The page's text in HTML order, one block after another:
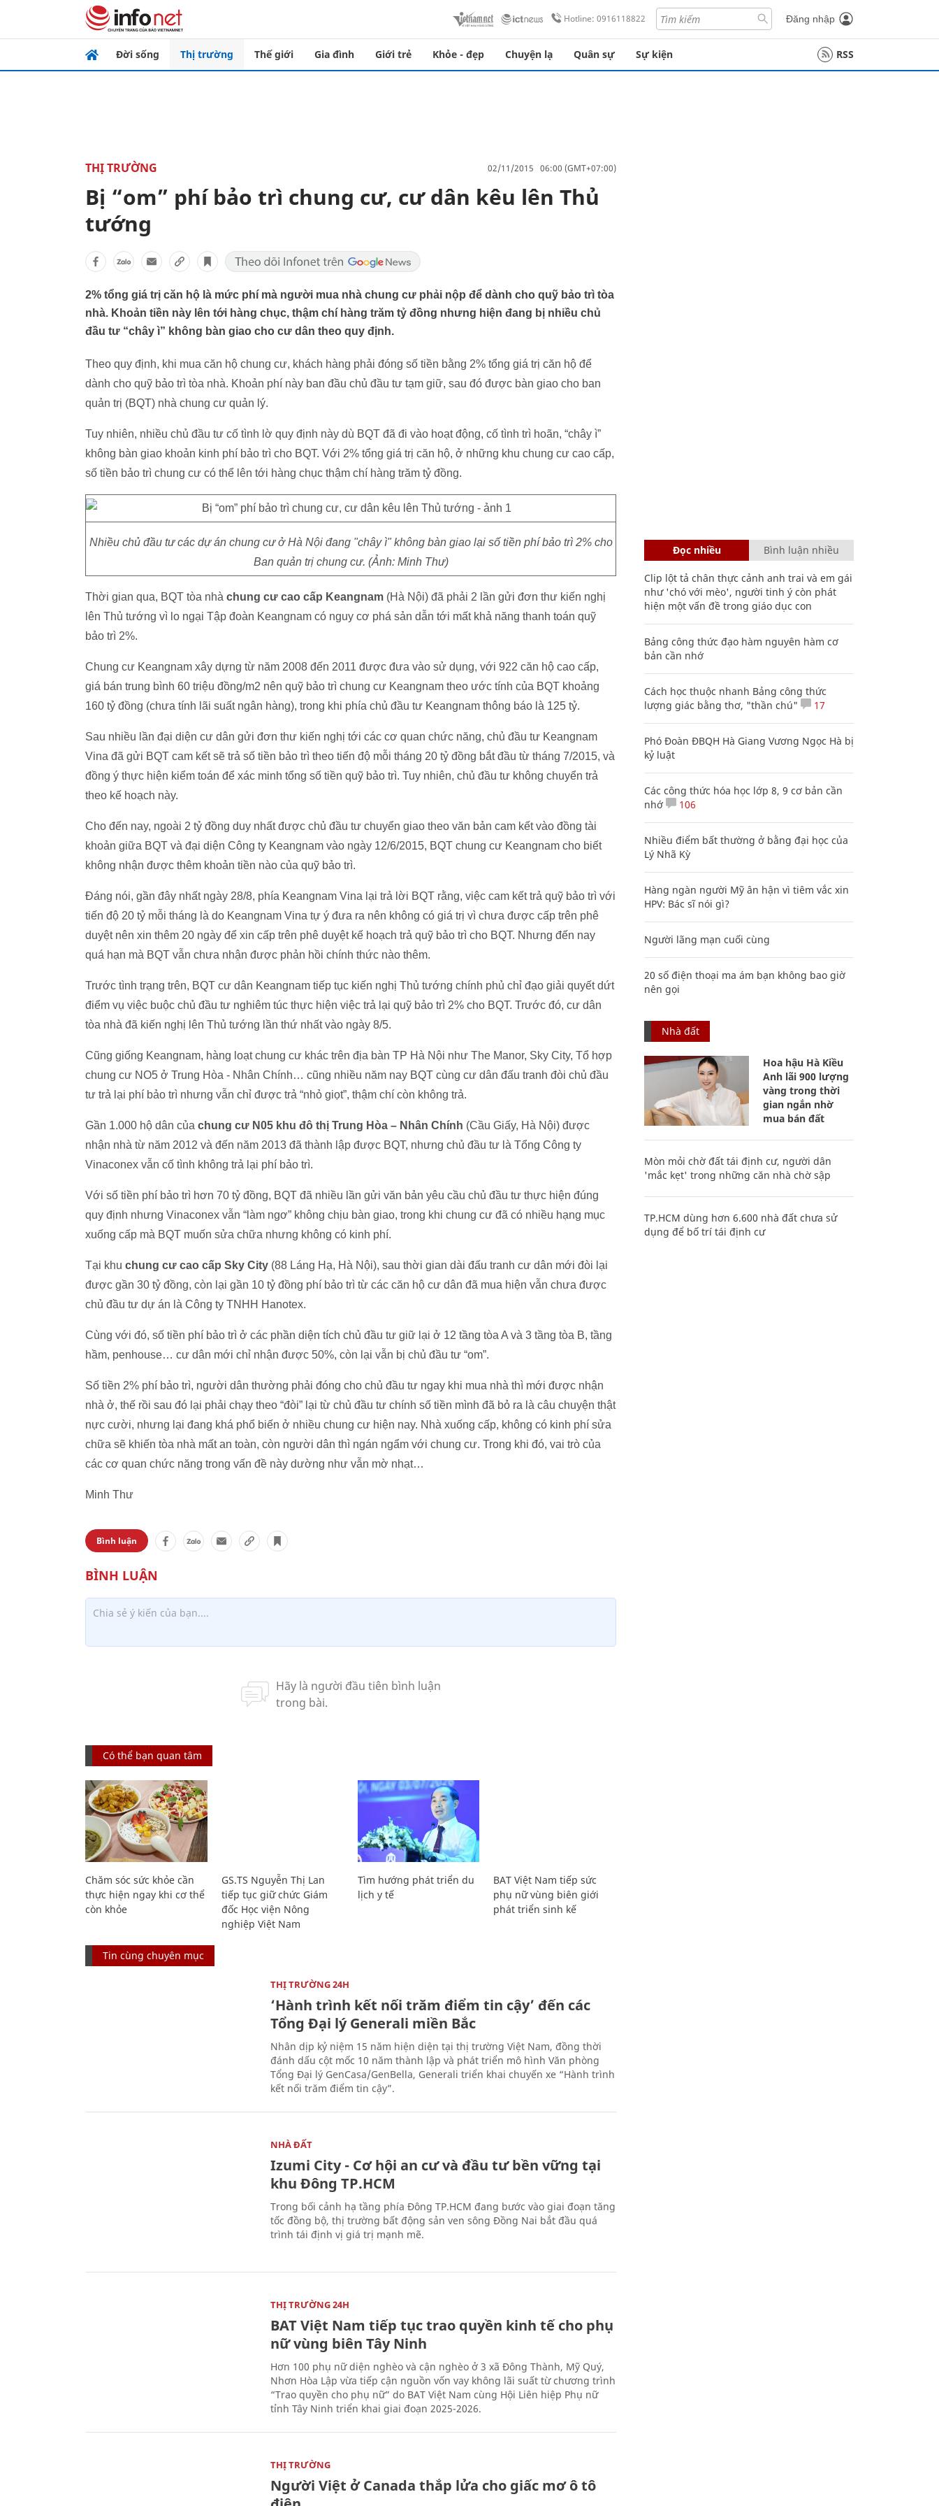
Hotline: 0916118822 Đăng nhập
Đời sống Thị trường Thế giới Gia đình Giới trẻ Khỏe - đẹp Chuyện lạ Quân sự Sự kiện RSS
THỊ TRƯỜNG 02/11/2015 06:00 (GMT+07:00)
Bị “om” phí bảo trì chung cư, cư dân kêu lên Thủ
tướng
2% tổng giá trị căn hộ là mức phí mà người mua nhà chung cư phải nộp để dành cho quỹ bảo trì tòa
nhà. Khoản tiền này lên tới hàng chục, thậm chí hàng trăm tỷ đồng nhưng hiện đang bị nhiều chủ
đầu tư “chây ì” không bàn giao cho cư dân theo quy định.
Theo quy định, khi mua căn hộ chung cư, khách hàng phải đóng số tiền bằng 2% tổng giá trị căn hộ để
dành cho quỹ bảo trì tòa nhà. Khoản phí này ban đầu chủ đầu tư tạm giữ, sau đó được bàn giao cho ban
quản trị (BQT) nhà chung cư quản lý.
Tuy nhiên, nhiều chủ đầu tư cố tình lờ quy định này dù BQT đã đi vào hoạt động, cố tình trì hoãn, “chây ì”
không bàn giao khoản kinh phí bảo trì cho BQT. Với 2% tổng giá trị căn hộ, ở những khu chung cư cao cấp,
số tiền bảo trì chung cư có thể lên tới hàng chục thậm chí hàng trăm tỷ đồng.
Nhiều chủ đầu tư các dự án chung cư ở Hà Nội đang "chây ì" không bàn giao lại số tiền phí bảo trì 2% cho
Ban quản trị chung cư. (Ảnh: Minh Thư)
Thời gian qua, BQT tòa nhà chung cư cao cấp Keangnam (Hà Nội) đã phải 2 lần gửi đơn thư kiến nghị
lên Thủ tướng vì lo ngại Tập đoàn Keangnam có nguy cơ phá sản dẫn tới mất khả năng thanh toán quỹ
bảo trì 2%.
Chung cư Keangnam xây dựng từ năm 2008 đến 2011 được đưa vào sử dụng, với 922 căn hộ cao cấp,
giá bán trung bình 60 triệu đồng/m2 nên quỹ bảo trì chung cư Keangnam theo ước tính của BQT khoảng
160 tỷ đồng (chưa tính lãi suất ngân hàng), trong khi phía chủ đầu tư Keangnam thông báo là 125 tỷ.
Sau nhiều lần đại diện cư dân gửi đơn thư kiến nghị tới các cơ quan chức năng, chủ đầu tư Keangnam
Vina đã gửi BQT cam kết sẽ trả số tiền bảo trì theo tiến độ mỗi tháng 20 tỷ đồng bắt đầu từ tháng 7/2015, và
đồng ý thực hiện kiểm toán để xác minh tổng số tiền quỹ bảo trì. Tuy nhiên, chủ đầu tư không chuyển trả
theo kế hoạch này.
Cho đến nay, ngoài 2 tỷ đồng duy nhất được chủ đầu tư chuyển giao theo văn bản cam kết vào đồng tài
khoản giữa BQT và đại diện Công ty Keangnam vào ngày 12/6/2015, BQT chung cư Keangnam cho biết
không nhận được thêm khoản tiền nào của quỹ bảo trì.
Đáng nói, gần đây nhất ngày 28/8, phía Keangnam Vina lại trả lời BQT rằng, việc cam kết trả quỹ bảo trì với
tiến độ 20 tỷ mỗi tháng là do Keangnam Vina tự ý đưa ra nên không có giá trị vì chưa được cấp trên phê
duyệt nên xin thêm 20 ngày để xin cấp trên phê duyệt kế hoạch trả quỹ bảo trì cho BQT. Nhưng đến nay
quá hạn mà BQT vẫn chưa nhận được phản hồi chính thức nào thêm.
Trước tình trạng trên, BQT cư dân Keangnam tiếp tục kiến nghị Thủ tướng chính phủ chỉ đạo giải quyết dứt
điểm vụ việc buộc chủ đầu tư nghiêm túc thực hiện việc trả lại quỹ bảo trì 2% cho BQT. Trước đó, cư dân
tòa nhà đã kiến nghị lên Thủ tướng lần thứ nhất vào ngày 8/5.
Cũng giống Keangnam, hàng loạt chung cư khác trên địa bàn TP Hà Nội như The Manor, Sky City, Tổ hợp
chung cư NO5 ở Trung Hòa - Nhân Chính… cũng nhiều năm nay BQT cùng cư dân đấu tranh đòi chủ đầu
tư trả lại phí bảo trì nhưng vẫn chỉ được trả “nhỏ giọt”, thậm chí còn không trả.
Gần 1.000 hộ dân của chung cư N05 khu đô thị Trung Hòa – Nhân Chính (Cầu Giấy, Hà Nội) được
nhận nhà từ năm 2012 và đến năm 2013 đã thành lập được BQT, nhưng chủ đầu tư là Tổng Công ty
Vinaconex vẫn cố tình không trả lại phí bảo trì.
Với số tiền phí bảo trì hơn 70 tỷ đồng, BQT đã nhiều lần gửi văn bản yêu cầu chủ đầu tư thực hiện đúng
quy định nhưng Vinaconex vẫn “làm ngơ” không chịu bàn giao, trong khi chung cư đã có nhiều hạng mục
xuống cấp mà BQT muốn sửa chữa nhưng không có kinh phí.
Tại khu chung cư cao cấp Sky City (88 Láng Hạ, Hà Nội), sau thời gian dài đấu tranh cư dân mới đòi lại
được gần 30 tỷ đồng, còn lại gần 10 tỷ đồng phí bảo trì từ các căn hộ cư dân đã mua hiện vẫn chưa được
chủ đầu tư dự án là Công ty TNHH Hanotex.
Cùng với đó, số tiền phí bảo trì ở các phần diện tích chủ đầu tư giữ lại ở 12 tầng tòa A và 3 tầng tòa B, tầng
hầm, penhouse… cư dân mới chỉ nhận được 50%, còn lại vẫn bị chủ đầu tư “om”.
Số tiền 2% phí bảo trì, người dân thường phải đóng cho chủ đầu tư ngay khi mua nhà thì mới được nhận
nhà ở, thế rồi sau đó lại phải chạy theo “đòi” lại từ chủ đầu tư chính số tiền mình đã bỏ ra là câu chuyện thật
nực cười, nhưng lại đang khá phổ biến ở nhiều chung cư hiện nay. Nhà xuống cấp, không có kinh phí sửa
chữa sẽ khiến tòa nhà mất an toàn, còn người dân thì ngán ngẩm với chung cư. Trong khi đó, vai trò của
các cơ quan chức năng trong vấn đề này dường như vẫn mờ nhạt…
Minh Thư
Bình luận
Có thể bạn quan tâm
Chăm sóc sức khỏe cần
thực hiện ngay khi cơ thể
còn khỏe
GS.TS Nguyễn Thị Lan
tiếp tục giữ chức Giám
đốc Học viện Nông
nghiệp Việt Nam
Tìm hướng phát triển du
lịch y tế
BAT Việt Nam tiếp sức
phụ nữ vùng biên giới
phát triển sinh kế
Tin cùng chuyên mục
THỊ TRƯỜNG 24H
‘Hành trình kết nối trăm điểm tin cậy’ đến các
Tổng Đại lý Generali miền Bắc
Nhân dịp kỷ niệm 15 năm hiện diện tại thị trường Việt Nam, đồng thời
đánh dấu cột mốc 10 năm thành lập và phát triển mô hình Văn phòng
Tổng Đại lý GenCasa/GenBella, Generali triển khai chuyến xe “Hành trình
kết nối trăm điểm tin cậy”.
NHÀ ĐẤT
Izumi City - Cơ hội an cư và đầu tư bền vững tại
khu Đông TP.HCM
Trong bối cảnh hạ tầng phía Đông TP.HCM đang bước vào giai đoạn tăng
tốc đồng bộ, thị trường bất động sản ven sông Đồng Nai bắt đầu quá
trình tái định vị giá trị mạnh mẽ.
THỊ TRƯỜNG 24H
BAT Việt Nam tiếp tục trao quyền kinh tế cho phụ
nữ vùng biên Tây Ninh
Hơn 100 phụ nữ diện nghèo và cận nghèo ở 3 xã Đông Thành, Mỹ Quý,
Nhơn Hòa Lập vừa tiếp cận nguồn vốn vay không lãi suất từ chương trình
“Trao quyền cho phụ nữ” do BAT Việt Nam cùng Hội Liên hiệp Phụ nữ
tỉnh Tây Ninh triển khai giai đoạn 2025-2026.
THỊ TRƯỜNG
Người Việt ở Canada thắp lửa cho giấc mơ ô tô
Đọc nhiều Bình luận nhiều
Clip lột tả chân thực cảnh anh trai và em gái
như 'chó với mèo', người tinh ý còn phát
hiện một vấn đề trong giáo dục con
Bảng công thức đạo hàm nguyên hàm cơ
bản cần nhớ
Cách học thuộc nhanh Bảng công thức
lượng giác bằng thơ, "thần chú"
17
Phó Đoàn ĐBQH Hà Giang Vương Ngọc Hà bị
kỷ luật
Các công thức hóa học lớp 8, 9 cơ bản cần
nhớ
106
Nhiều điểm bất thường ở bằng đại học của
Lý Nhã Kỳ
Hàng ngàn người Mỹ ân hận vì tiêm vắc xin
HPV: Bác sĩ nói gì?
Người lãng mạn cuối cùng
20 số điện thoại ma ám bạn không bao giờ
nên gọi
Nhà đất
Hoa hậu Hà Kiều
Anh lãi 900 lượng
vàng trong thời
gian ngắn nhờ
mua bán đất
Mòn mỏi chờ đất tái định cư, người dân
'mắc kẹt' trong những căn nhà chờ sập
TP.HCM dùng hơn 6.600 nhà đất chưa sử
dụng để bố trí tái định cư